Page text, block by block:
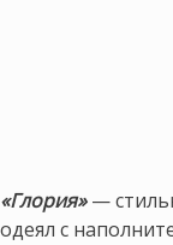
«Глория»—
одеял с